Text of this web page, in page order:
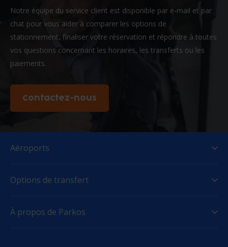
Notre équipe du service client est disponible par e-mail et par
chat pour vous aider à comparer les options de
stationnement, finaliser votre réservation et répondre à toutes
vos questions concernant les horaires, les transferts ou les
paiements.
Contactez-nous
Aéroports
Options de transfert
À propos de Parkos